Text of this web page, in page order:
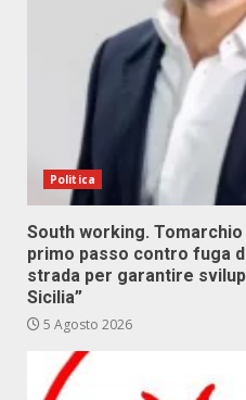
Politica
South working.
primo passo contro fuga
strada per garantire
Sicilia”
5 Agosto 2026